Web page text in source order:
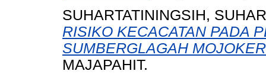
SUHARTATININGSIH,
RISIKO KECACATAN PADA
SUMBERGLAGAH
MAJAPAHIT.